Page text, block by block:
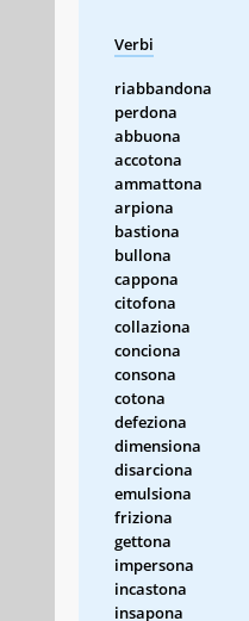
Verbi
riabbandona
perdona
abbuona
accotona
ammattona
arpiona
bastiona
bullona
cappona
citofona
collaziona
conciona
consona
cotona
defeziona
dimensiona
disarciona
emulsiona
friziona
gettona
impersona
incastona
insapona